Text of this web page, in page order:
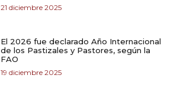
21 diciembre 2025
El 2026 fue declarado Año Internacional
de los Pastizales y Pastores, según la
FAO
19 diciembre 2025